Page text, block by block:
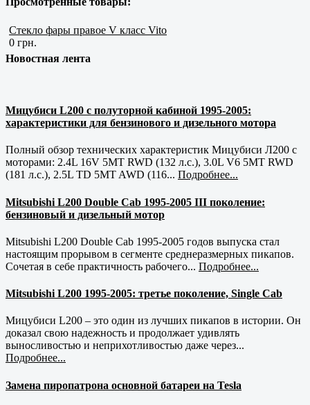
Стекло фары правое V класс Vito
0 грн.
Новостная лента
Мицубиси L200 с полуторной кабиной 1995-2005:
характеристики для бензинового и дизельного мотора
Полный обзор технических характеристик Мицубиси Л200 с
моторами: 2.4L 16V 5MT RWD (132 л.с.), 3.0L V6 5MT RWD
(181 л.с.), 2.5L TD 5MT AWD (116... Подробнее...
Mitsubishi L200 Double Cab 1995-2005 III поколение:
бензиновый и дизельный мотор
Mitsubishi L200 Double Cab 1995-2005 годов выпуска стал
настоящим прорывом в сегменте среднеразмерных пикапов.
Сочетая в себе практичность рабочего... Подробнее...
Mitsubishi L200 1995-2005: третье поколение, Single Cab
Мицубиси L200 – это один из лучших пикапов в истории. Он
доказал свою надежность и продолжает удивлять
выносливостью и неприхотливостью даже через...
Подробнее...
Замена пиропатрона основной батареи на Tesla